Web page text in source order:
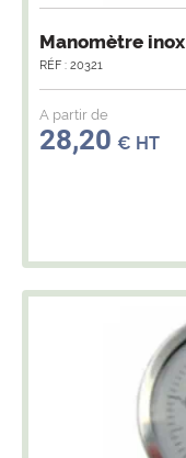
Manomètre inox
RÉF : 20321
A partir de
28,20 € HT